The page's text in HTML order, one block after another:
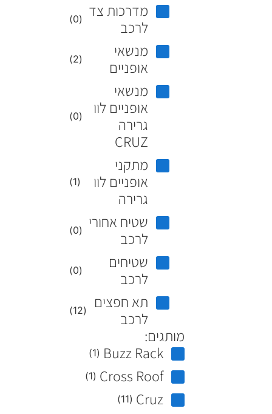
מדרכות צד
לרכב
(
0
)
מנשאי
אופניים
(
2
)
מנשאי
אופניים לוו
גרירה
CRUZ
(
0
)
מתקני
אופניים לוו
גרירה
(
1
)
שטיח אחורי
לרכב
(
0
)
שטיחים
לרכב
(
0
)
תא חפצים
לרכב
(
12
)
מותגים:
Buzz Rack
(
1
)
Cross Roof
(
1
)
Cruz
(
11
)